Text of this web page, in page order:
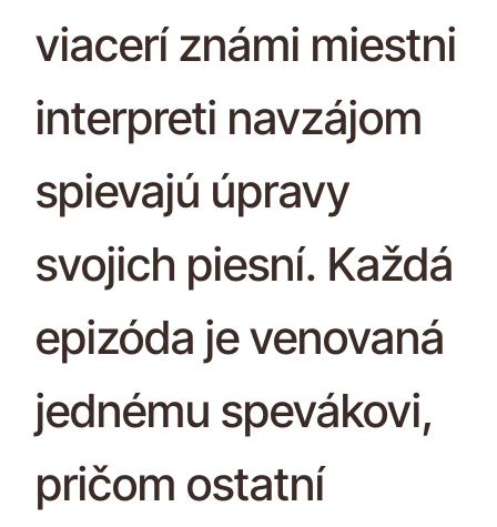
viacerí známi miestni
interpreti navzájom
spievajú úpravy
svojich piesní. Každá
epizóda je venovaná
jednému spevákovi,
pričom ostatní